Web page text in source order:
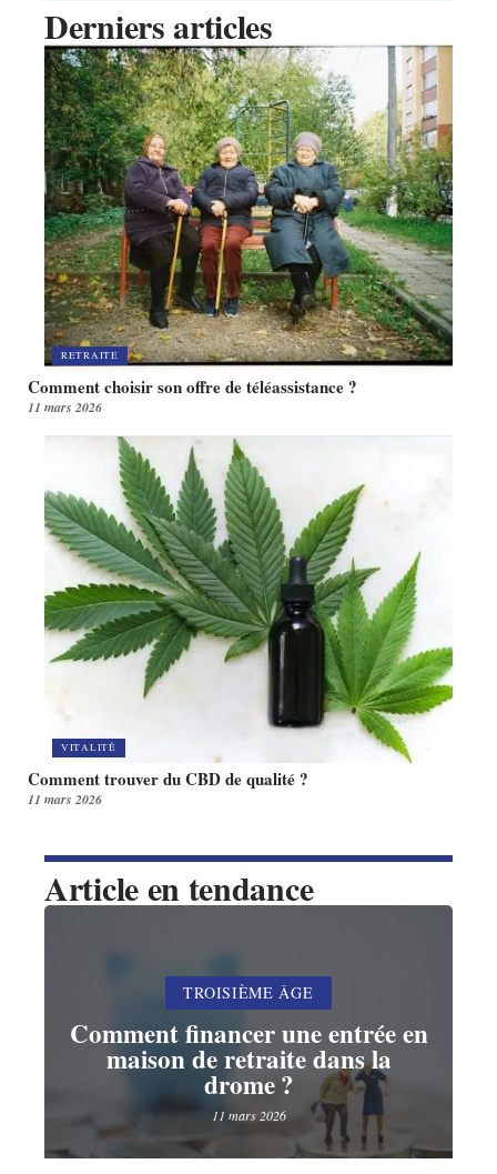
Derniers articles
RETRAITE
Comment choisir son offre de téléassistance ?
11 mars 2026
VITALITÉ
Comment trouver du CBD de qualité ?
11 mars 2026
Article en tendance
TROISIÈME ÂGE
Comment financer une entrée en
maison de retraite dans la
drome ?
11 mars 2026